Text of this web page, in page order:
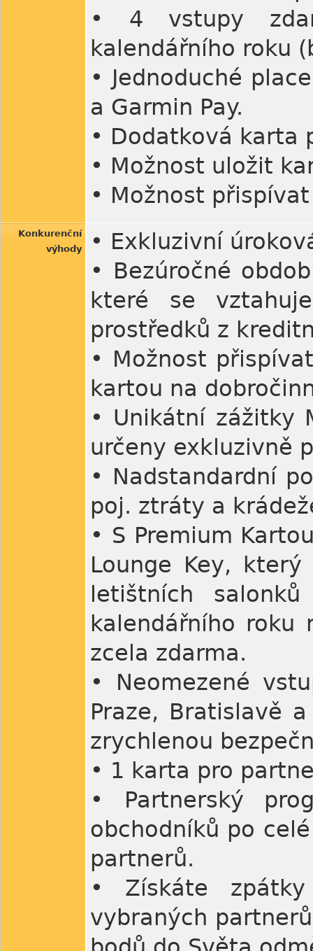
• 4 vstupy
kalendářního roku
• Jednoduché
a Garmin Pay.
• Dodatková karta
• Možnost uložit
• Možnost
Konkurenční
výhody
• Exkluzivní
• Bezúročné
které se
prostředků z
• Možnost
kartou na
• Unikátní zážitky
určeny exkluzivně
• Nadstandardní
poj. ztráty a
• S Premium
Lounge Key,
letištních
kalendářního
zcela zdarma.
• Neomezené
Praze, Bratislavě
zrychlenou
• 1 karta pro
• Partnerský
obchodníků po
partnerů.
• Získáte
vybraných